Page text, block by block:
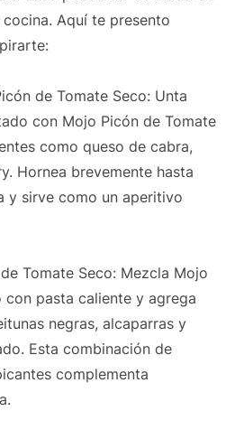
Aquí te presento
de Tomate Seco: Unta
con Mojo Picón de Tomate
como queso de cabra,
Hornea brevemente hasta
y sirve como un aperitivo
Tomate Seco: Mezcla Mojo
con pasta caliente y agrega
negras, alcaparras y
Esta combinación de
complementa